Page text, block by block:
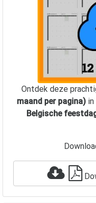
Ontdek deze
maand per pagina) in
Belgische